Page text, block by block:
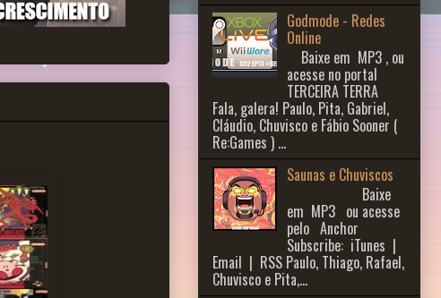
Godmode - Redes
Online
Baixe em MP3 , ou
acesse no portal
TERCEIRA TERRA
Fala, galera! Paulo, Pita, Gabriel,
Cláudio, Chuvisco e Fábio Sooner (
Re:Games ) ...
Saunas e Chuviscos
Baixe
em MP3 ou acesse
pelo Anchor
Subscribe: iTunes |
Email | RSS Paulo, Thiago, Rafael,
Chuvisco e Pita,...